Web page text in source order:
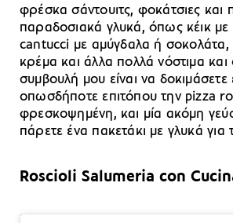
φρέσκα σάντουιτς, φοκάτσιες και
παραδοσιακά γλυκά, όπως κέικ με
cantucci με αμύγδαλα ή σοκολάτα,
κρέμα και άλλα πολλά νόστιμα
συμβουλή μου είναι να δοκιμάσετε
οπωσδήποτε επιτόπου την pizza
φρεσκοψημένη, και μία ακόμη
πάρετε ένα πακετάκι με γλυκά για
Roscioli Salumeria con